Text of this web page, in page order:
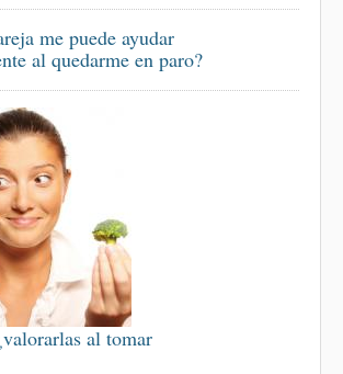
me puede ayudar
al quedarme en paro?
al tomar